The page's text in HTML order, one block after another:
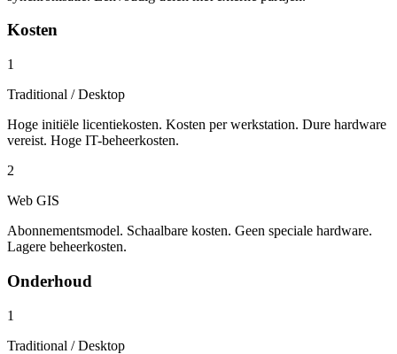
Kosten
1
Traditional / Desktop
Hoge initiële licentiekosten. Kosten per werkstation. Dure hardware
vereist. Hoge IT-beheerkosten.
2
Web GIS
Abonnementsmodel. Schaalbare kosten. Geen speciale hardware.
Lagere beheerkosten.
Onderhoud
1
Traditional / Desktop